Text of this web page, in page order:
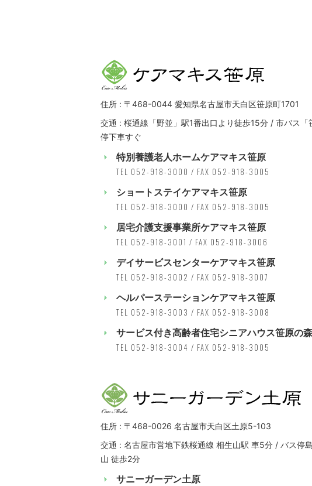
住所 : 〒468-0044 愛知県名古屋市天白区笹原町1701
交通 : 桜通線「野並」駅1番出口より徒歩15分 / 市バス「
停下車すぐ
特別養護老人ホームケアマキス笹原
TEL 052-918-3000 / FAX 052-918-3005
ショートステイケアマキス笹原
TEL 052-918-3000 / FAX 052-918-3005
居宅介護支援事業所ケアマキス笹原
TEL 052-918-3001 / FAX 052-918-3006
デイサービスセンターケアマキス笹原
TEL 052-918-3002 / FAX 052-918-3007
ヘルパーステーションケアマキス笹原
TEL 052-918-3003 / FAX 052-918-3008
サービス付き高齢者住宅シニアハウス笹原の森
TEL 052-918-3004 / FAX 052-918-3005
住所 : 〒468-0026 名古屋市天白区土原5-103
交通 : 名古屋市営地下鉄桜通線 相生山駅 車5分 / バス停
山 徒歩2分
サニーガーデン土原